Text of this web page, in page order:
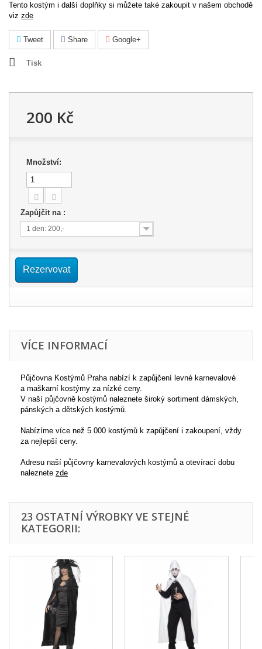
Tento kostým i další doplňky si můžete také zakoupit v našem obchodě
viz zde
Tweet Share Google+
Tisk
200 Kč
Množství:
Zapůjčit na :
1 den: 200,-
Rezervovat
VÍCE INFORMACÍ
Půjčovna Kostýmů Praha nabízí k zapůjčení levné karnevalové
a maškarní kostýmy za nízké ceny.
V naší půjčovně kostýmů naleznete široký sortiment dámských,
pánských a dětských kostýmů.
Nabízíme více než 5.000 kostýmů k zapůjčení i zakoupení, vždy
za nejlepší ceny.
Adresu naší půjčovny karnevalových kostýmů a otevírací dobu
naleznete zde
23 OSTATNÍ VÝROBKY VE STEJNÉ
KATEGORII: